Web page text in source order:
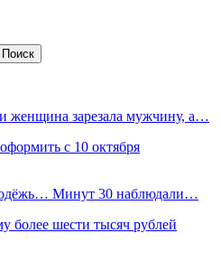
женщина зарезала мужчину, а…
с 10 октября
Минут 30 наблюдали…
более шести тысяч рублей